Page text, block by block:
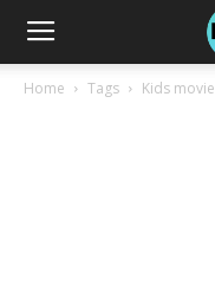
Home Tags Kids movie